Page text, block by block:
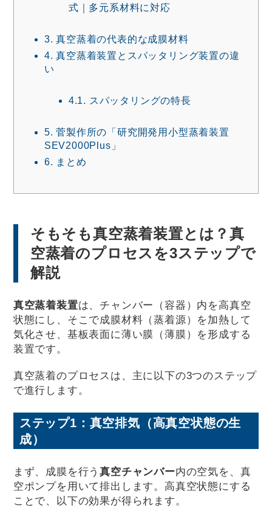
式｜多元系材料に対応
3. 真空蒸着の代表的な成膜材料
4. 真空蒸着装置とスパッタリング装置の違
い
4.1. スパッタリングの特長
5. 菅製作所の「研究開発用小型蒸着装置
SEV2000Plus」
6. まとめ
そもそも真空蒸着装置とは？真
空蒸着のプロセスを3ステップで
解説
真空蒸着装置は、チャンバー（容器）内を高真空
状態にし、そこで成膜材料（蒸着源）を加熱して
気化させ、基板表面に薄い膜（薄膜）を形成する
装置です。
真空蒸着のプロセスは、主に以下の3つのステップ
で進行します。
ステップ1：真空排気（高真空状態の生
成）
まず、成膜を行う真空チャンバー内の空気を、真
空ポンプを用いて排出します。高真空状態にする
ことで、以下の効果が得られます。